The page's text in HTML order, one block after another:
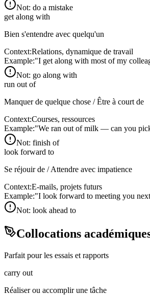
Not: do a mistake
get along with
Bien s'entendre avec quelqu'un
Context:Relations, dynamique de travail
Example:"I get along with most of my
Not: go along with
run out of
Manquer de quelque chose / Être à court de
Context:Courses, ressources
Example:"We ran out of milk — can you
Not: finish of
look forward to
Se réjouir de / Attendre avec impatience
Context:E-mails, projets futurs
Example:"I look forward to meeting you
Not: look ahead to
Collocations
Parfait pour les essais et rapports
carry out
Réaliser ou accomplir une tâche